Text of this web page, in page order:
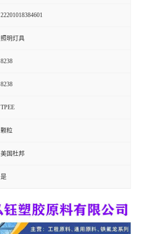
22201018384601
照明灯具
8238
8238
TPEE
颗粒
美国杜邦
是